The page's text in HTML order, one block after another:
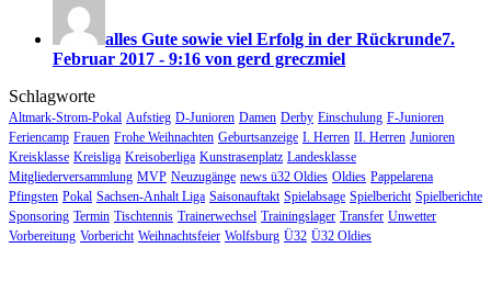
alles Gute sowie viel Erfolg in der Rückrunde7.
Februar 2017 - 9:16 von gerd greczmiel
Schlagworte
Altmark-Strom-Pokal Aufstieg D-Junioren Damen Derby Einschulung F-Junioren
Feriencamp Frauen Frohe Weihnachten Geburtsanzeige I. Herren II. Herren Junioren
Kreisklasse Kreisliga Kreisoberliga Kunstrasenplatz Landesklasse
Mitgliederversammlung MVP Neuzugänge news ü32 Oldies Oldies Pappelarena
Pfingsten Pokal Sachsen-Anhalt Liga Saisonauftakt Spielabsage Spielbericht Spielberichte
Sponsoring Termin Tischtennis Trainerwechsel Trainingslager Transfer Unwetter
Vorbereitung Vorbericht Weihnachtsfeier Wolfsburg Ü32 Ü32 Oldies